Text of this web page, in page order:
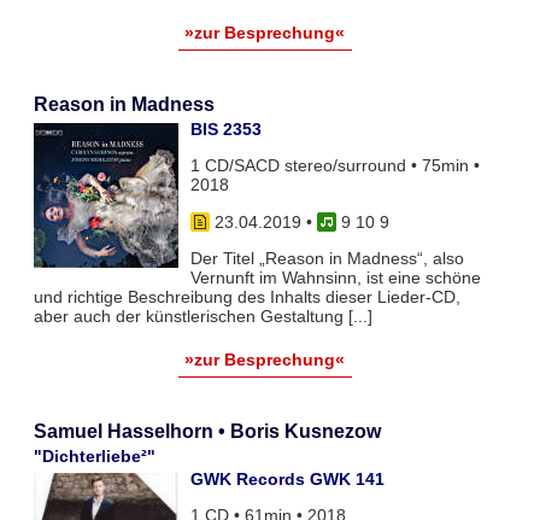
»zur Besprechung«
Reason in Madness
BIS 2353
1 CD/SACD stereo/surround • 75min •
2018
23.04.2019 •
9 10 9
Der Titel „Reason in Madness“, also
Vernunft im Wahnsinn, ist eine schöne
und richtige Beschreibung des Inhalts dieser Lieder-CD,
aber auch der künstlerischen Gestaltung [...]
»zur Besprechung«
Samuel Hasselhorn • Boris Kusnezow
"Dichterliebe²"
GWK Records GWK 141
1 CD • 61min • 2018